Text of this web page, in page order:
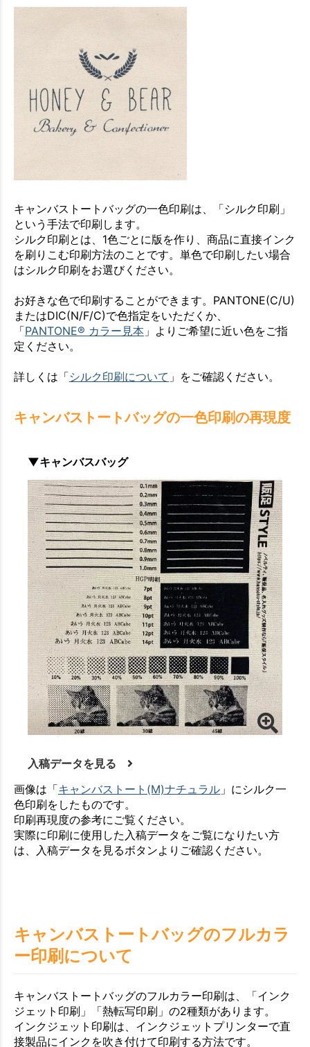
キャンバストートバッグの一色印刷は、「シルク印刷」
という手法で印刷します。
シルク印刷とは、1色ごとに版を作り、商品に直接インク
を刷りこむ印刷方法のことです。単色で印刷したい場合
はシルク印刷をお選びください。
お好きな色で印刷することができます。PANTONE(C/U)
またはDIC(N/F/C)で色指定をいただくか、
「PANTONE® カラー見本 」よりご希望に近い色をご指
定ください。
詳しくは「シルク印刷について 」をご確認ください。
キャンバストートバッグの一色印刷の再現度
▼キャンバスバッグ
入稿データを見る
画像は「キャンバストート(M)ナチュラル 」にシルク一
色印刷をしたものです。
印刷再現度の参考にご覧ください。
実際に印刷に使用した入稿データをご覧になりたい方
は、入稿データを見るボタンよりご確認ください。
キャンバストートバッグのフルカラ
ー印刷について
キャンバストートバッグのフルカラー印刷は、「インク
ジェット印刷」「熱転写印刷」の2種類があります。
インクジェット印刷は、インクジェットプリンターで直
接製品にインクを吹き付けて印刷する方法です。